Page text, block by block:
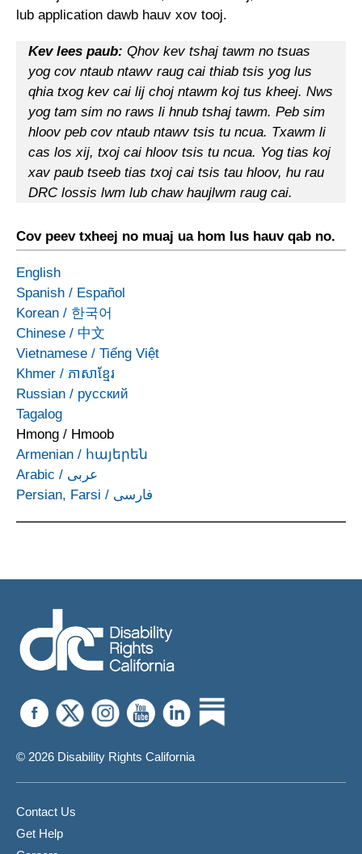
lub application dawb hauv xov tooj.
Kev lees paub: Qhov kev tshaj tawm no tsuas
yog cov ntaub ntawv raug cai thiab tsis yog lus
qhia txog kev cai lij choj ntawm koj tus kheej. Nws
yog tam sim no raws li hnub tshaj tawm. Peb sim
hloov peb cov ntaub ntawv tsis tu ncua. Txawm li
cas los xij, txoj cai hloov tsis tu ncua. Yog tias koj
xav paub tseeb tias txoj cai tsis tau hloov, hu rau
DRC lossis lwm lub chaw haujlwm raug cai.
Cov peev txheej no muaj ua hom lus hauv qab no.
English
Spanish / Español
Korean / 한국어
Chinese / 中文
Vietnamese / Tiếng Việt
Khmer / ភាសាខ្មែរ
Russian / русский
Tagalog
Hmong / Hmoob
Armenian / հայերեն
Arabic / عربى
Persian, Farsi / فارسی
© 2026 Disability Rights California
Contact Us
Get Help